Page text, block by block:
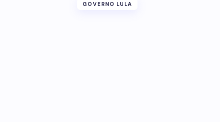
GOVERNO LULA